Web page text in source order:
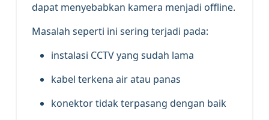
dapat menyebabkan kamera menjadi offline.
Masalah seperti ini sering terjadi pada:
instalasi CCTV yang sudah lama
kabel terkena air atau panas
konektor tidak terpasang dengan baik